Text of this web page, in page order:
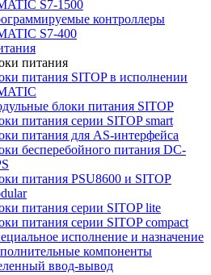
S7-1500
контроллеры
S7-400
питания
питания SITOP в исполнении
блоки питания SITOP
питания серии SITOP smart
питания для AS-интерфейса
бесперебойного питания DC-
питания PSU8600 и SITOP
питания серии SITOP lite
питания серии SITOP compact
исполнение и назначение
компоненты
ввод-вывод